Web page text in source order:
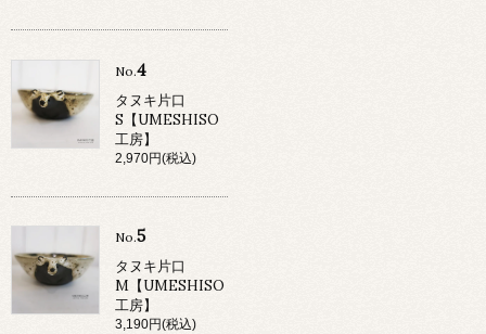
No.4
タヌキ片口
S【UMESHISO
工房】
2,970円(税込)
No.5
タヌキ片口
M【UMESHISO
工房】
3,190円(税込)